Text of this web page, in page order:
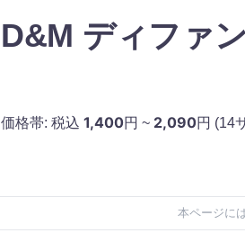
D&M ディファ
価格帯: 税込 1,400円 ~ 2,090円 (14
本ページに